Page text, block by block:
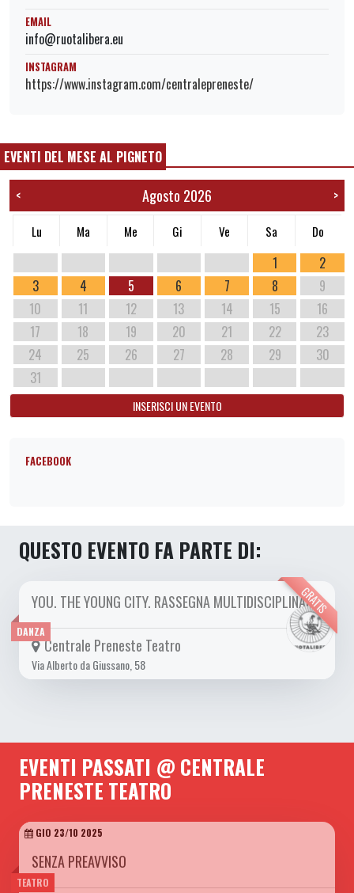
EMAIL
info@ruotalibera.eu
INSTAGRAM
https://www.instagram.com/centralepreneste/
EVENTI DEL MESE AL PIGNETO
< Agosto 2026 >
Lu Ma Me Gi Ve Sa Do
1
2
3
4 5 6 7 8
9
10
11 12 13 14 15
16
17
18 19 20 21 22
23
24
25 26 27 28 29
30
31
INSERISCI UN EVENTO
FACEBOOK
QUESTO EVENTO FA PARTE DI:
DANZA
GRATIS
DA SAB 01/10 A SAB 17/12 2022
YOU. THE YOUNG CITY. RASSEGNA MULTIDISCIPLINARE
Centrale Preneste Teatro
Via Alberto da Giussano, 58
EVENTI PASSATI @ CENTRALE
PRENESTE TEATRO
TEATRO
GIO 23/10 2025
SENZA PREAVVISO